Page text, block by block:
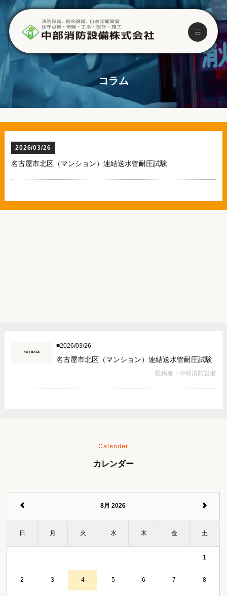
コラム
2026/03/26
名古屋市北区（マンション）連結送水管耐圧試験
2026/03/26
名古屋市北区（マンション）連結送水管耐圧試験
投稿者：中部消防設備
Calender
カレンダー
8月 2026
日 月 火 水 木 金 土
1
2 3 4 5 6 7 8